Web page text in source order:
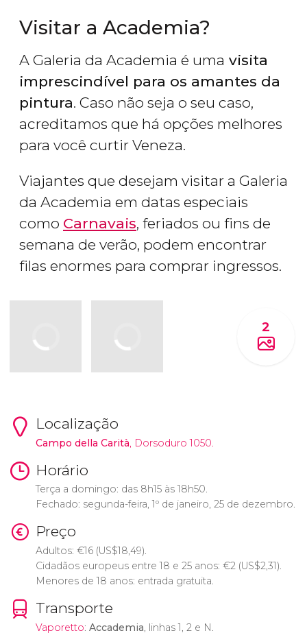
Visitar a Academia?
A Galeria da Academia é uma visita
imprescindível para os amantes da
pintura. Caso não seja o seu caso,
acreditamos que há opções melhores
para você curtir Veneza.
Viajantes que desejam visitar a Galeria
da Academia em datas especiais
como Carnavais, feriados ou fins de
semana de verão, podem encontrar
filas enormes para comprar ingressos.
2
Localização
Campo della Carità , Dorsoduro 1050.
Horário
Terça a domingo: das 8h15 às 18h50.
Fechado: segunda-feira, 1º de janeiro, 25 de dezembro.
Preço
Adultos: €16 (US$18,49).
Cidadãos europeus entre 18 e 25 anos: €2 (US$2,31).
Menores de 18 anos: entrada gratuita.
Transporte
Vaporetto: Accademia, linhas 1, 2 e N.